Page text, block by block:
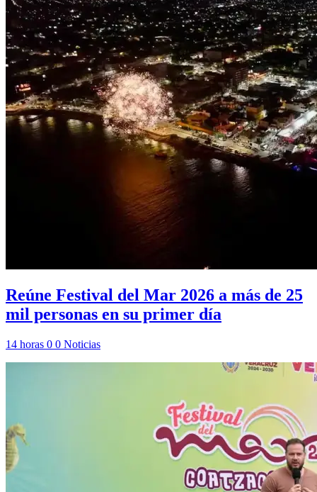
Reúne Festival del Mar 2026 a más de 25
mil personas en su primer día
14 horas 0 0 Noticias